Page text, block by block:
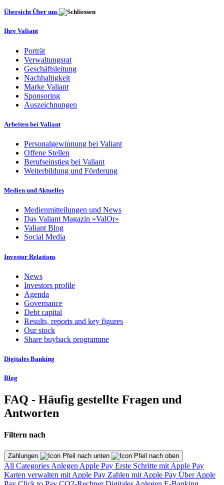
Übersicht Über uns
Ihre Valiant
Porträt
Verwaltungsrat
Geschäftsleitung
Nachhaltigkeit
Marke Valiant
Sponsoring
Auszeichnungen
Arbeiten bei Valiant
Personalgewinnung bei Valiant
Offene Stellen
Berufseinstieg bei Valiant
Weiterbildung und Förderung
Medien und Aktuelles
Medienmitteilungen und News
Das Valiant Magazin «ValOr»
Valiant Blog
Social Media
Investor Relations
News
Investors profile
Agenda
Governance
Debt capital
Results, reports and key figures
Our stock
Share buyback programme
Digitales Banking
Blog
FAQ - Häufig gestellte Fragen und
Antworten
Filtern nach
Zahlungen
All Categories Anlegen Apple Pay Erste Schritte mit Apple Pay
Karten verwalten mit Apple Pay Zahlen mit Apple Pay Über Apple